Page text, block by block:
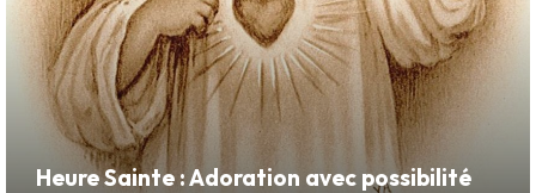
Heure Sainte : Adoration avec possibilité